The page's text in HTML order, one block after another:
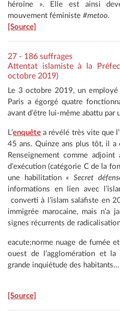
héroïne ». Elle est ainsi
mouvement féministe #metoo.
[Source]
27 - 186 suffrages
Attentat islamiste à la
octobre 2019)
Le 3 octobre 2019, un
Paris a égorgé quatre
avant d’être lui-même abattu par
L’enquête a révélé très vite que
45 ans. Quinze ans plus tôt, il a
Renseignement comme
d’exécution (catégorie C de la
une habilitation« Secret
informations en lien avec
converti à l’islam salafiste en
immigrée marocaine, mais n’a
signes récurrents de
eacute;norme nuage de fumée
ouest de l’agglomération et la
grande inquiétude des habitants...
[Source]